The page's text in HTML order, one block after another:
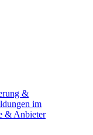
&
im
& Anbieter